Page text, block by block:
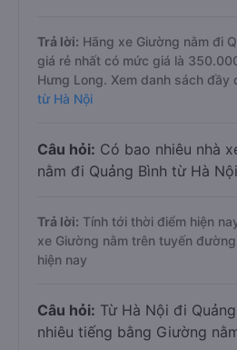
Trả lời: Hãng xe Giường nằm đi
giá rẻ nhất có mức giá là
Hưng Long. Xem danh sách đầy
từ Hà Nội
Câu hỏi: Có bao nhiêu nhà
nằm đi Quảng Bình từ Hà
Trả lời: Tính tới thời điểm hiện
xe Giường nằm trên tuyến
hiện nay
Câu hỏi: Từ Hà Nội đi
nhiêu tiếng bằng Giường